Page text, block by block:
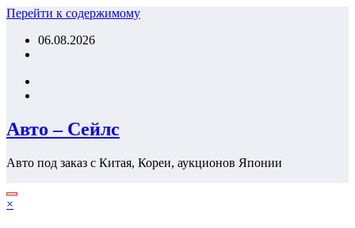
Перейти к содержимому
06.08.2026
Авто – Сейлс
Авто под заказ с Китая, Кореи, аукционов Японии
×